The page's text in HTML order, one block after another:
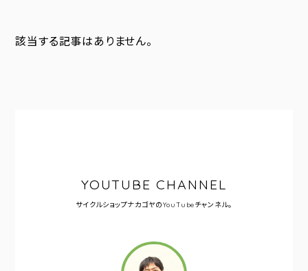
該当する記事はありません。
YOUTUBE CHANNEL
サイクルショップナカゴヤのYouTubeチャンネル。